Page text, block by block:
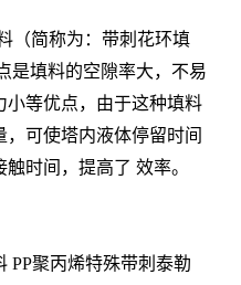
（简称为：带刺花环填
是填料的空隙率大，不易
小等优点，由于这种填料
可使塔内液体停留时间
时间，提高了 效率。
PP聚丙烯特殊带刺泰勒